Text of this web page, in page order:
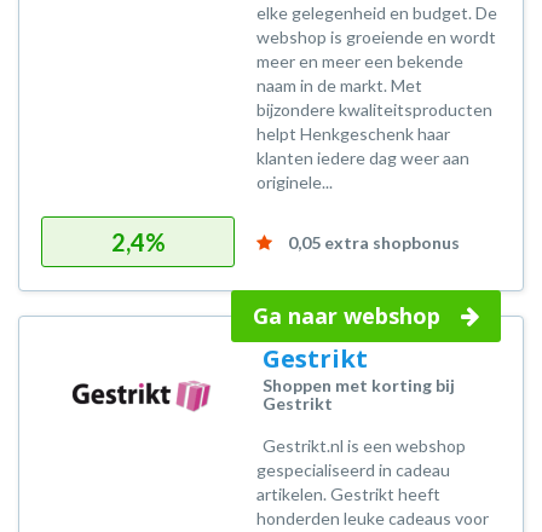
elke gelegenheid en budget. De
webshop is groeiende en wordt
meer en meer een bekende
naam in de markt. Met
bijzondere kwaliteitsproducten
helpt Henkgeschenk haar
klanten iedere dag weer aan
originele...
2,4% 0,05 extra shopbonus
Ga naar webshop
Gestrikt
Shoppen met korting bij
Gestrikt
Gestrikt.nl is een webshop
gespecialiseerd in cadeau
artikelen. Gestrikt heeft
honderden leuke cadeaus voor